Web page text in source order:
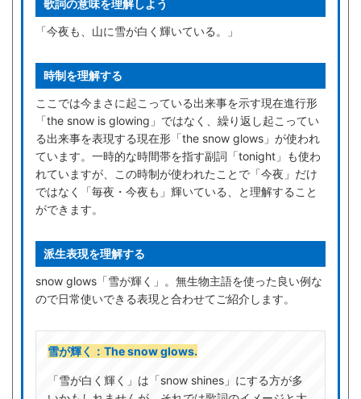
歌詞の意味を理解しよう
「今夜も、山に雪が白く輝いている。」
時制を理解する
ここでは今まさに起こっている出来事を示す現在進行形
「the snow is glowing」ではなく、繰り返し起こってい
る出来事を表現する現在形「the snow glows」が使われ
ています。一時的な時間帯を指す副詞「tonight」も使わ
れていますが、この時制が使われたことで「今夜」だけ
ではなく「毎夜・今夜も」輝いている、と理解すること
ができます。
派生表現を理解する
snow glows「雪が輝く」。無生物主語を使った良い例な
ので日常使いできる表現と合わせてご紹介します。
雪が輝く：The snow glows.
「雪が白く輝く」は「snow shines」にする方が多